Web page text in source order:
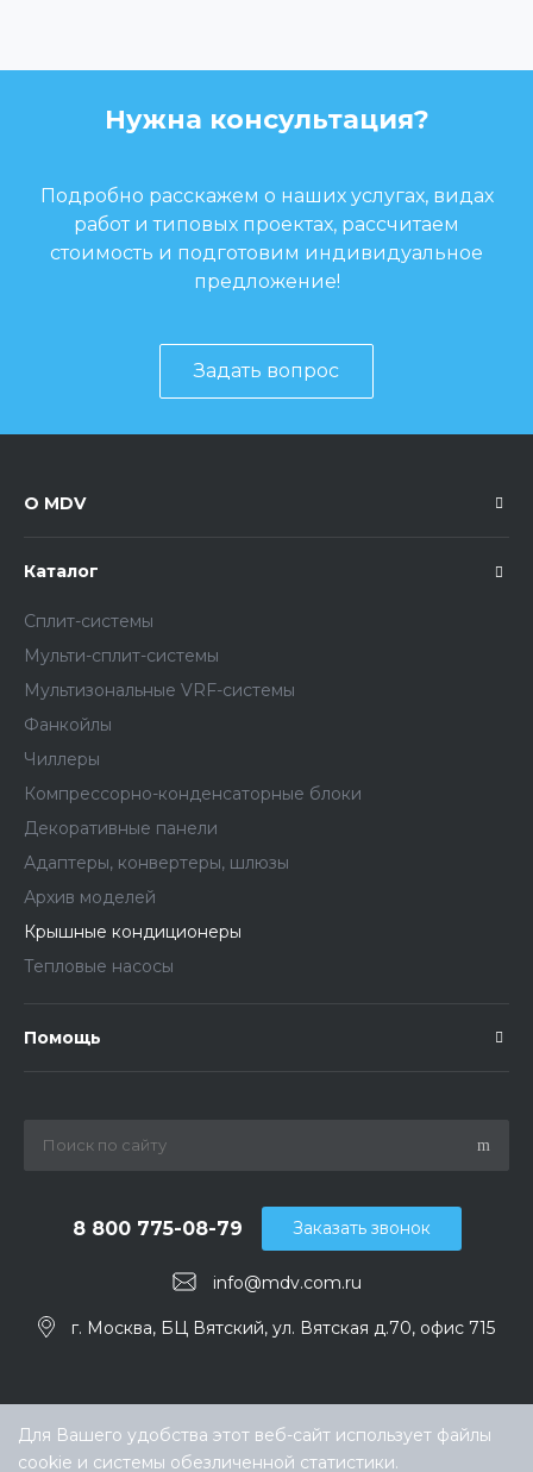
Нужна консультация?
Подробно расскажем о наших услугах, видах
работ и типовых проектах, рассчитаем
стоимость и подготовим индивидуальное
предложение!
Задать вопрос
О MDV
Каталог
Сплит-системы
Мульти-сплит-системы
Мультизональные VRF-системы
Фанкойлы
Чиллеры
Компрессорно-конденсаторные блоки
Декоративные панели
Адаптеры, конвертеры, шлюзы
Архив моделей
Крышные кондиционеры
Тепловые насосы
Помощь
info@mdv.com.ru
8 800 775-08-79
г. Москва, БЦ Вятский, ул. Вятская д.70, офис 715
Заказать звонок
Для Вашего удобства этот веб-сайт использует файлы
cookie и системы обезличенной статистики.